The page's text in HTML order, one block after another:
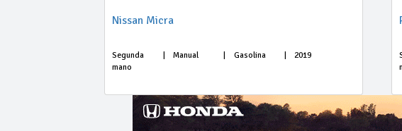
Nissan Micra
Segunda
mano
Manual Gasolina 2019